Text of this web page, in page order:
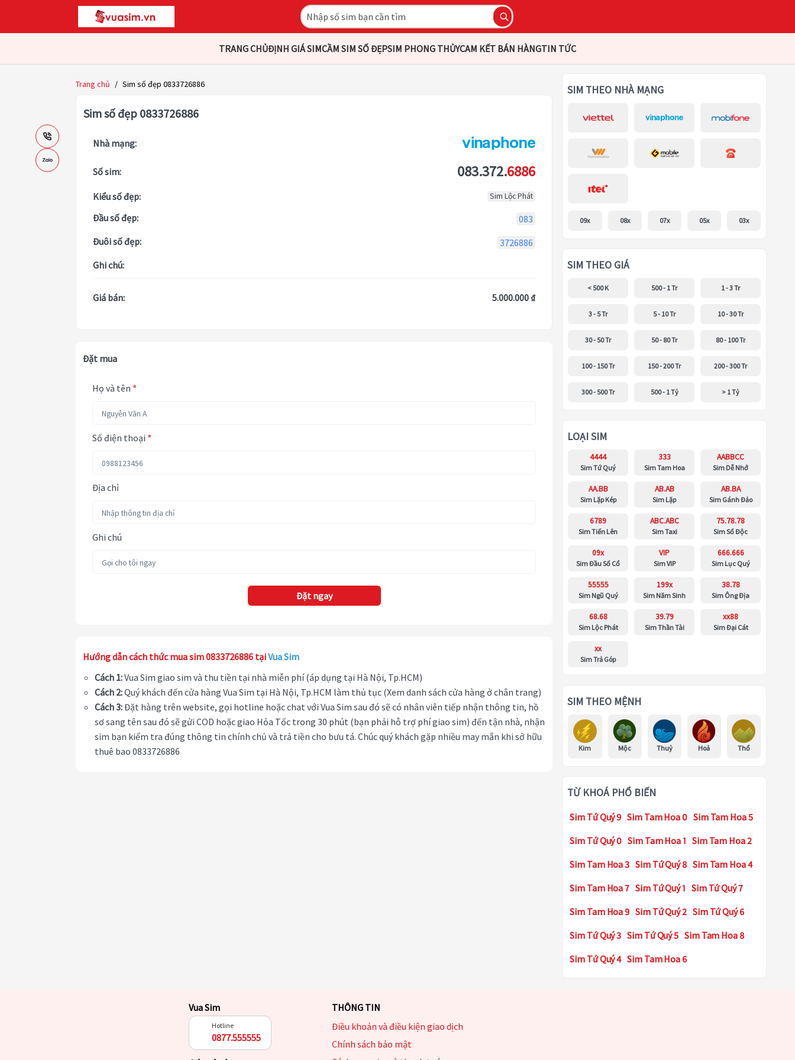
TRANG CHỦĐỊNH GIÁ SIMCẦM SIM SỐ ĐẸPSIM PHONG THỦYCAM KẾT BÁN HÀNGTIN TỨC
Trang chủ / Sim số đẹp 0833726886
Sim số đẹp 0833726886
Nhà mạng:
Số sim: 083.372.6886
Kiểu số đẹp: Sim Lộc Phát
Đầu số đẹp:
083
Đuôi số đẹp:
3726886
Ghi chú:
Giá bán: 5.000.000 ₫
Đặt mua
Họ và tên *
Số điện thoại *
Địa chỉ
Ghi chú
Đặt ngay
Hướng dẫn cách thức mua sim 0833726886 tạiVua Sim
Cách 1:Vua Sim giao sim và thu tiền tại nhà miễn phí (áp dụng tại Hà Nội, Tp.HCM)
Cách 2:Quý khách đến cửa hàng Vua Sim tại Hà Nội, Tp.HCM làm thủ tục (Xem danh sách cửa hàng ở chân trang)
Cách 3:Đặt hàng trên website, gọi hotline hoặc chat với Vua Sim sau đó sẽ có nhân viên tiếp nhận thông tin, hồ
sơ sang tên sau đó sẽ gửi COD hoặc giao Hỏa Tốc trong 30 phút (bạn phải hỗ trợ phí giao sim) đến tận nhà, nhận
sim bạn kiểm tra đúng thông tin chính chủ và trả tiền cho bưu tá. Chúc quý khách gặp nhiều may mắn khi sở hữu
thuê bao 0833726886
SIM THEO NHÀ MẠNG
09x 08x 07x 05x 03x
SIM THEO GIÁ
< 500 K 500 - 1 Tr 1 - 3 Tr
3 - 5 Tr 5 - 10 Tr 10 - 30 Tr
30 - 50 Tr 50 - 80 Tr 80 - 100 Tr
100 - 150 Tr 150 - 200 Tr 200 - 300 Tr
300 - 500 Tr 500 - 1 Tỷ > 1 Tỷ
LOẠI SIM
4444
Sim Tứ Quý
333
Sim Tam Hoa
AABBCC
Sim Dễ Nhớ
AA.BB
Sim Lặp Kép
AB.AB
Sim Lặp
AB.BA
Sim Gánh Đảo
6789
Sim Tiến Lên
ABC.ABC
Sim Taxi
75.78.78
Sim Số Độc
09x
Sim Đầu Số Cổ
VIP
Sim VIP
666.666
Sim Lục Quý
55555
Sim Ngũ Quý
199x
Sim Năm Sinh
38.78
Sim Ông Địa
68.68
Sim Lộc Phát
39.79
Sim Thần Tài
xx88
Sim Đại Cát
xx
Sim Trả Góp
SIM THEO MỆNH
Kim Mộc Thuỷ Hoả Thổ
TỪ KHOÁ PHỔ BIẾN
Sim Tứ Quý 9 Sim Tam Hoa 0 Sim Tam Hoa 5
Sim Tứ Quý 0 Sim Tam Hoa 1 Sim Tam Hoa 2
Sim Tam Hoa 3 Sim Tứ Quý 8 Sim Tam Hoa 4
Sim Tam Hoa 7 Sim Tứ Quý 1 Sim Tứ Quý 7
Sim Tam Hoa 9 Sim Tứ Quý 2 Sim Tứ Quý 6
Sim Tứ Quý 3 Sim Tứ Quý 5 Sim Tam Hoa 8
Sim Tứ Quý 4 Sim Tam Hoa 6
Vua Sim
Hotline
0877.555555
THÔNG TIN
Điều khoản và điều kiện giao dịch
Chính sách bảo mật